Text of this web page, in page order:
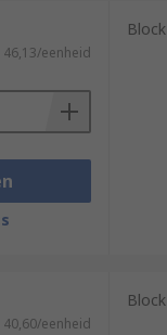
46,13/eenheid
Block
40,60/eenheid
Block